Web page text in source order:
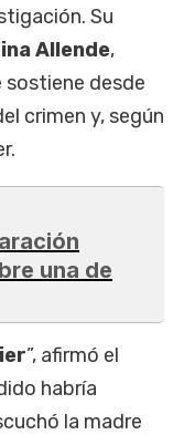
Su
Allende,
sostiene desde
crimen y, según
una de
”, afirmó el
habría
la madre